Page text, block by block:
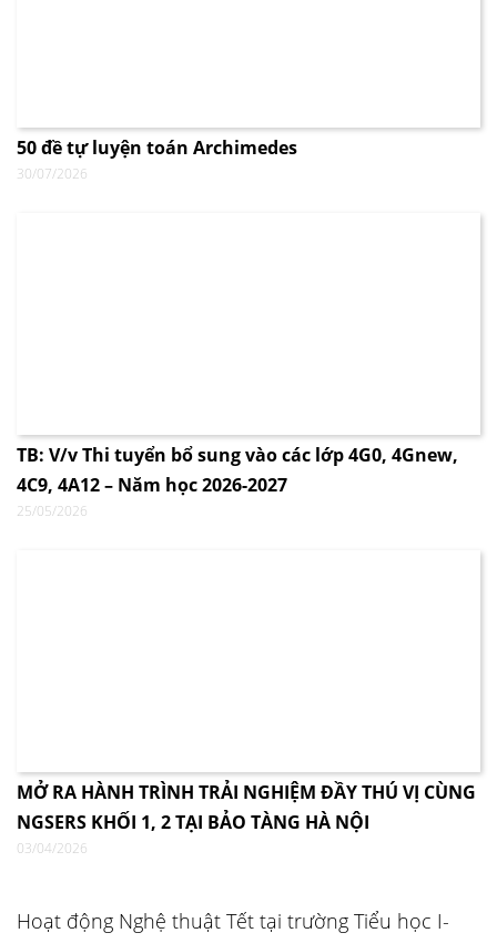
50 đề tự luyện toán Archimedes
30/07/2026
TB: V/v Thi tuyển bổ sung vào các lớp 4G0, 4Gnew,
4C9, 4A12 – Năm học 2026-2027
25/05/2026
MỞ RA HÀNH TRÌNH TRẢI NGHIỆM ĐẦY THÚ VỊ CÙNG
NGSERS KHỐI 1, 2 TẠI BẢO TÀNG HÀ NỘI
03/04/2026
Hoạt động Nghệ thuật Tết tại trường Tiểu học I-